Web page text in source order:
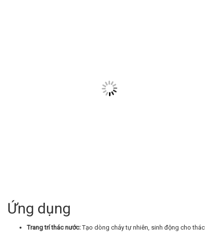
Ứng dụng
Trang trí thác nước:Tạo dòng chảy tự nhiên, sinh động cho thác